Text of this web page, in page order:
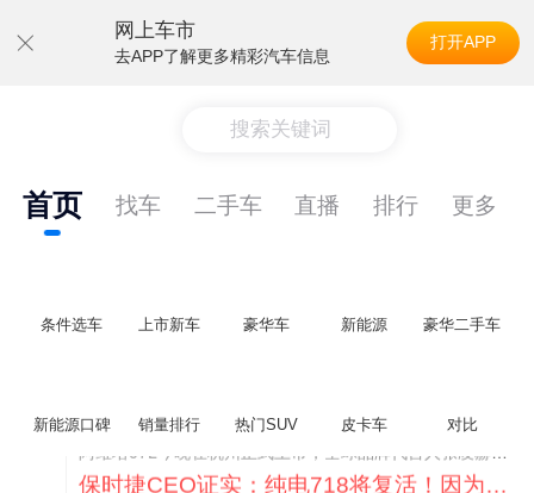
网上车市
去APP了解更多精彩汽车信息
打开APP
搜索关键词
首页 找车 二手车 直播 排行 更多
条件选车 上市新车 豪华车 新能源 豪华二手车
新能源口碑 销量排行 热门SUV 皮卡车 对比